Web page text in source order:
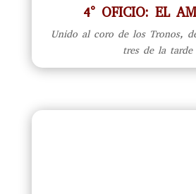
4° OFICIO: EL
Unido al coro de los Tronos,
tres de la tarde